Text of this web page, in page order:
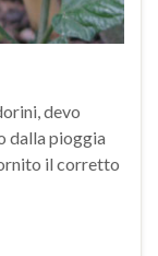
devo
dalla pioggia
il corretto